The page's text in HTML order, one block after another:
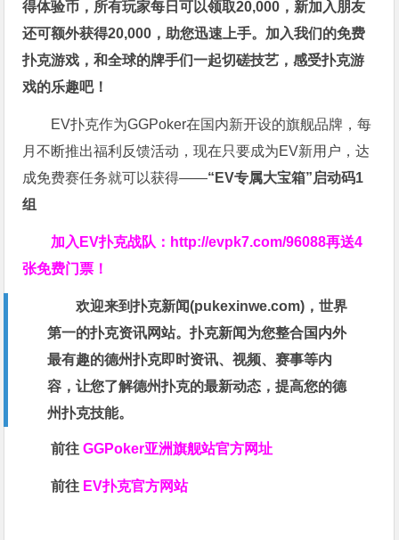
得体验币，所有玩家每日可以领取20,000，新加入朋友
还可额外获得20,000，助您迅速上手。 加入我们的免费
扑克游戏，和全球的牌手们一起切磋技艺，感受扑克游
戏的乐趣吧！
EV扑克作为GGPoker在国内新开设的旗舰品牌，每
月不断推出福利反馈活动，现在只要成为EV新用户，达
成免费赛任务就可以获得——“EV专属大宝箱”启动码1
组
加入EV扑克战队： http://evpk7.com/96088再送4
张免费门票！
欢迎来到扑克新闻(pukexinwe.com)，世界
第一的扑克资讯网站。扑克新闻为您整合国内外
最有趣的德州扑克即时资讯、视频、赛事等内
容，让您了解德州扑克的最新动态，提高您的德
州扑克技能。
前往GGPoker亚洲旗舰站官方网址
前往 EV扑克官方网站